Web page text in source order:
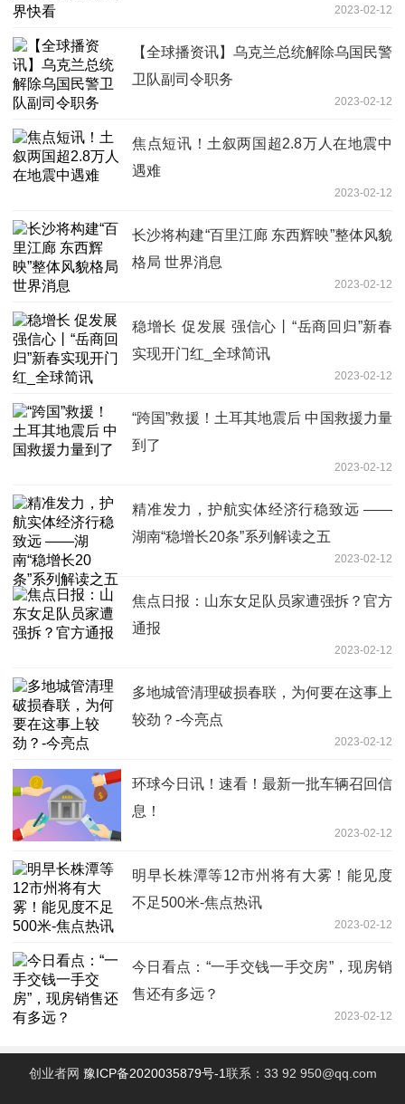
2023-02-12
【全球播资讯】乌克兰总统解除乌国民警
卫队副司令职务
2023-02-12
焦点短讯！土叙两国超2.8万人在地震中
遇难
2023-02-12
长沙将构建“百里江廊 东西辉映”整体风貌
格局 世界消息
2023-02-12
稳增长 促发展 强信心丨“岳商回归”新春
实现开门红_全球简讯
2023-02-12
“跨国”救援！土耳其地震后 中国救援力量
到了
2023-02-12
精准发力，护航实体经济行稳致远 ​——
湖南“稳增长20条”系列解读之五
2023-02-12
焦点日报：山东女足队员家遭强拆？官方
通报
2023-02-12
多地城管清理破损春联，为何要在这事上
较劲？-今亮点
2023-02-12
环球今日讯！速看！最新一批车辆召回信
息！
2023-02-12
明早长株潭等12市州将有大雾！能见度
不足500米-焦点热讯
2023-02-12
今日看点：“一手交钱一手交房”，现房销
售还有多远？
2023-02-12
创业者网 豫ICP备2020035879号-1联系：33 92 950@qq.com